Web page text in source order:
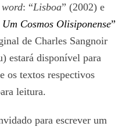
word: “Lisboa” (2002) e
Cosmos Olisiponense”
de Charles Sangnoir
estará disponível para
os textos respectivos
leitura.
para escrever um